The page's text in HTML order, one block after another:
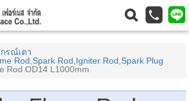
รณ์เตา
Rod,Spark Rod,Igniter Rod,Spark Plug
Rod OD14 L1000mm